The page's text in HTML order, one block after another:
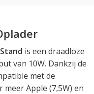
is een draadloze
van 10W. Dankzij de
met de
Apple (7,5W) en